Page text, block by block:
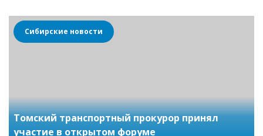
Сибирские новости
Томский транспортный прокурор принял
участие в открытом форуме